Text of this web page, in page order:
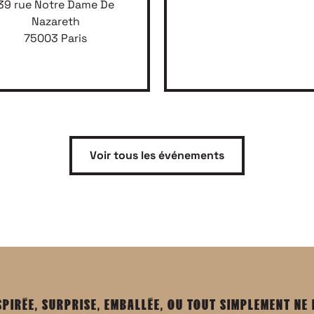
rue Notre Dame De
Nazareth
75003 Paris
Voir tous les événements
SURPRISE, EMBALLÉE, OU TOUT SIMPLEMENT NE